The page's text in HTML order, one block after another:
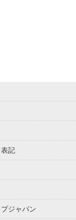
記
ジャパン